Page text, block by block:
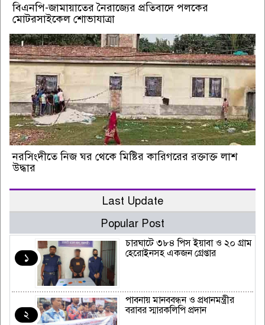
বিএনপি-জামায়াতের নৈরাজ্যের প্রতিবাদে পলকের
মোটরসাইকেল শোভাযাত্রা
নরসিংদীতে নিজ ঘর থেকে মিষ্টির কারিগরের রক্তাক্ত লাশ
উদ্ধার
Last Update
Popular Post
১
চারঘাটে ৩৮৪ পিস ইয়াবা ও ২০ গ্রাম
হেরোইনসহ একজন গ্রেপ্তার
২
পাবনায় মানববন্ধন ও প্রধানমন্ত্রীর
বরাবর স্মারকলিপি প্রদান